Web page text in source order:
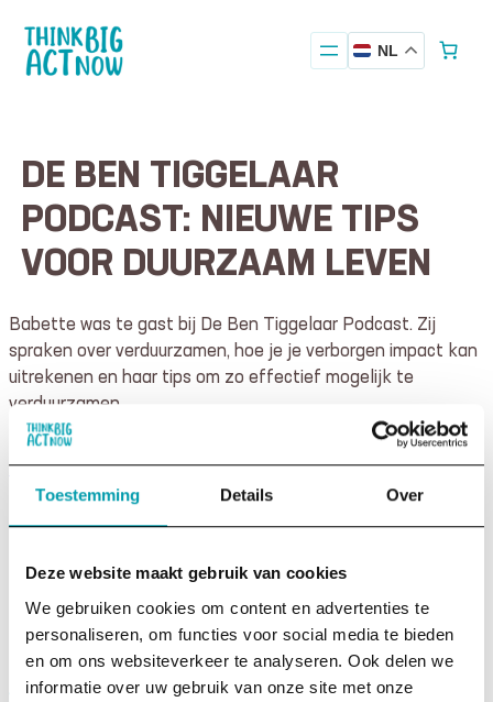
Toestemming Details Over
Deze website maakt gebruik van cookies
We gebruiken cookies om content en advertenties te
personaliseren, om functies voor social media te bieden
en om ons websiteverkeer te analyseren. Ook delen we
informatie over uw gebruik van onze site met onze
Ga
naar
de
NL
DE BEN TIGGELAAR
PODCAST: NIEUWE TIPS
VOOR DUURZAAM LEVEN
Babette was te gast bij De Ben Tiggelaar Podcast. Zij
spraken over verduurzamen, hoe je je verborgen impact kan
uitrekenen en haar tips om zo effectief mogelijk te
verduurzamen.
Luister de aflevering hieronder of bij
De Ben Tiggelaar
Podcast.